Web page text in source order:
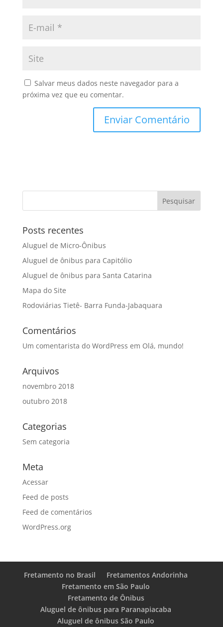
Salvar meus dados neste navegador para a
próxima vez que eu comentar.
Posts recentes
Aluguel de Micro-Ônibus
Aluguel de ônibus para Capitólio
Aluguel de ônibus para Santa Catarina
Mapa do Site
Rodoviárias Tietê- Barra Funda-Jabaquara
Comentários
Um comentarista do WordPress em Olá, mundo!
Arquivos
novembro 2018
outubro 2018
Categorias
Sem categoria
Meta
Acessar
Feed de posts
Feed de comentários
WordPress.org
Fretamento no Brasil
Fretamentos Andorinha
Fretamento em São Paulo
Fretamento de Ônibus
Aluguel de ônibus para Paranapiacaba
Aluguel de ônibus São Paulo